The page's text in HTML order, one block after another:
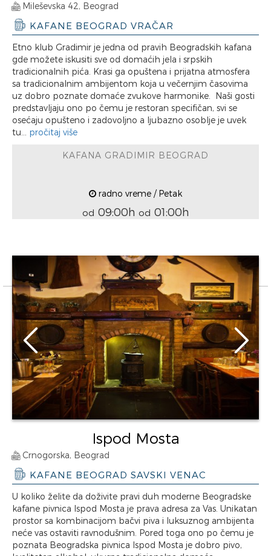
Mileševska 42, Beograd
KAFANE BEOGRAD VRAČAR
Etno klub Gradimir je jedna od pravih Beogradskih kafana
gde možete iskusiti sve od domaćih jela i srpskih
tradicionalnih pića. Krasi ga opuštena i prijatna atmosfera
sa tradicionalnim ambijentom koja u večernjim časovima
uz dobro poznate domaće zvukove harmonike. Naši gosti
predstavljaju ono po čemu je restoran specifičan, svi se
osećaju opušteno i zadovoljno a ljubazno osoblje je uvek
tu... pročitaj više
KAFANA GRADIMIR BEOGRAD
radno vreme / Petak
od 09:00h od 01:00h
Ispod Mosta
Crnogorska, Beograd
KAFANE BEOGRAD SAVSKI VENAC
U koliko želite da doživite pravi duh moderne Beogradske
kafane pivnica Ispod Mosta je prava adresa za Vas. Unikatan
prostor sa kombinacijom bačvi piva i luksuznog ambijenta
neće vas ostaviti ravnodušnim. Pored toga ono po čemu je
poznata Beogradska pivnica Ispod Mosta je dobro pivo,